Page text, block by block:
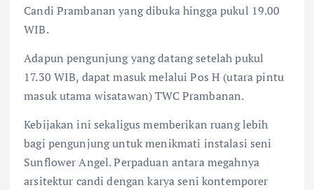
Candi Prambanan yang dibuka hingga pukul 19.00
WIB.
Adapun pengunjung yang datang setelah pukul
17.30 WIB, dapat masuk melalui Pos H (utara pintu
masuk utama wisatawan) TWC Prambanan.
Kebijakan ini sekaligus memberikan ruang lebih
bagi pengunjung untuk menikmati instalasi seni
Sunflower Angel. Perpaduan antara megahnya
arsitektur candi dengan karya seni kontemporer